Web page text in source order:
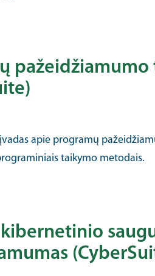
pažeidžiamumo
apie programų
taikymo metodais.